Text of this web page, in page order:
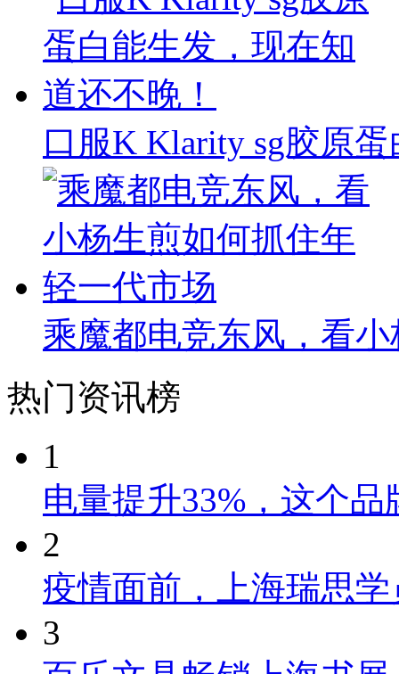
口服K Klarity sg胶原
乘魔都电竞东风，看
热门资讯榜
1
电量提升33%，这个
2
疫情面前，上海瑞思
3